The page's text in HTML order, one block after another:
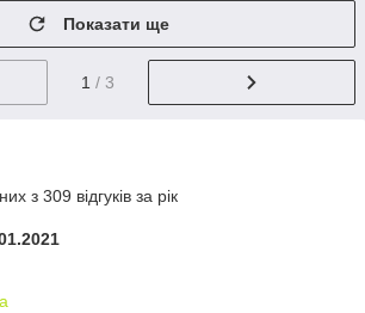
Показати ще
1 / 3
з 309 відгуків за рік